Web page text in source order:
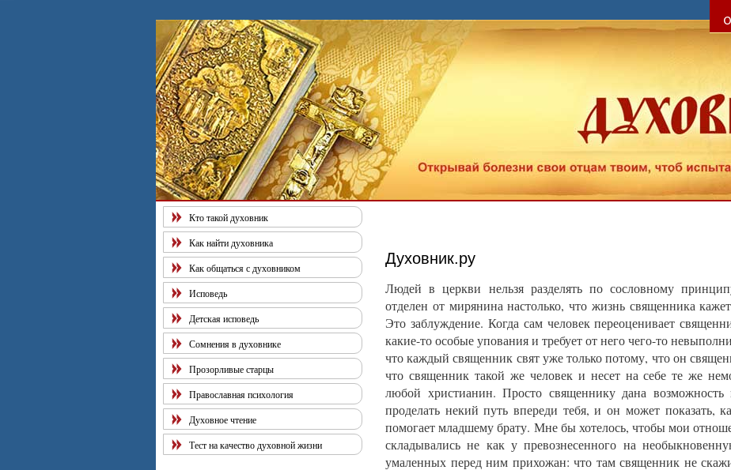
Рекомендуем наш "Тест на качество духовной жизни". Познай
Духовник.ру
Людей в церкви нельзя разделять по сословному
отделен от мирянина настолько, что жизнь священника
Это заблуждение. Когда сам человек переоценивает
какие-то особые упования и требует от него чего-то
что каждый священник свят уже только потому, что он
что священник такой же человек и несет на себе те же
любой христианин. Просто священнику дана возможность
проделать некий путь впереди тебя, и он может показать,
помогает младшему брату. Мне бы хотелось, чтобы мои
складывались не как у превознесенного на
умаленных перед ним прихожан: что там священник не
Кто такой духовник
Как найти духовника
Как общаться с духовником
Исповедь
Детская исповедь
Сомнения в духовнике
Прозорливые старцы
Православная психология
Духовное чтение
Тест на качество духовной жизни